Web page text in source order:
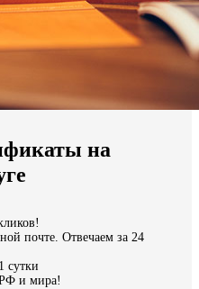
на
почте. Отвечаем за 24
сутки
и мира!